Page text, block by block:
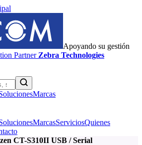
Apoyando su gestión
Partner Zebra Technologies
Marcas
MarcasServiciosQuienes
CT-S310II USB / Serial